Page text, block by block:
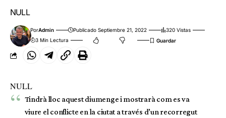
NULL
PorAdmin Publicado Septiembre 21, 2022
320 Vistas
3 Min Lectura
NULL
Tindrà lloc aquest diumenge i mostrarà com es va
viure el conflicte en la ciutat a través d’un recorregut